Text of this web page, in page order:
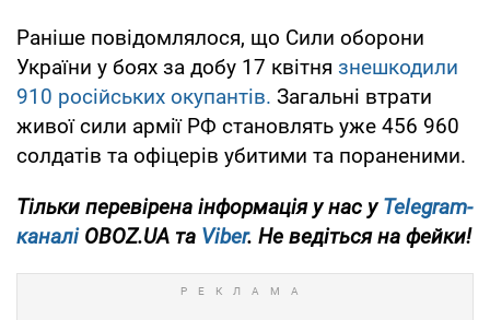
Раніше повідомлялося, що Сили оборони
України у боях за добу 17 квітня знешкодили
910 російських окупантів. Загальні втрати
живої сили армії РФ становлять уже 456 960
солдатів та офіцерів убитими та пораненими.
Тільки перевірена інформація у нас уTelegram-
каналіOBOZ.UA та Viber. Не ведіться на фейки!